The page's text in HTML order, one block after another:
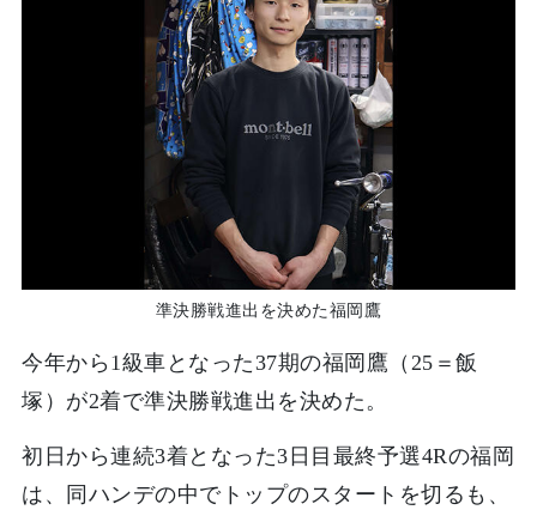
準決勝戦進出を決めた福岡鷹
今年から1級車となった37期の福岡鷹（25＝飯
塚）が2着で準決勝戦進出を決めた。
初日から連続3着となった3日目最終予選4Rの福岡
は、同ハンデの中でトップのスタートを切るも、